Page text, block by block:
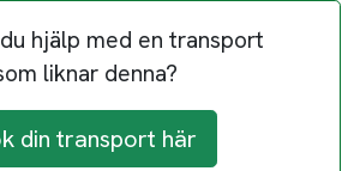
hjälp med en transport
liknar denna?
din transport här